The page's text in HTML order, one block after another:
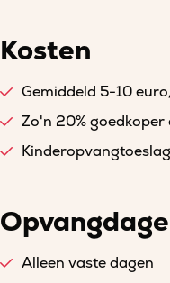
Kosten
Gemiddeld 5-10
Zo'n 20%
Alleen vaste dagen